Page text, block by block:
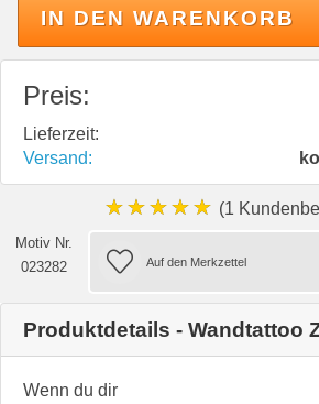
IN DEN WARENKORB
Preis:
Lieferzeit:
Versand:
★★★★★ (1
Motiv Nr.
023282
Produktdetails - Wandtattoo
Wenn du dir